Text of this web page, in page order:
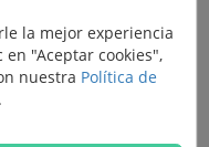
como flechas,
capturas de
la mejor experiencia
"Aceptar cookies",
nuestra Política de
.